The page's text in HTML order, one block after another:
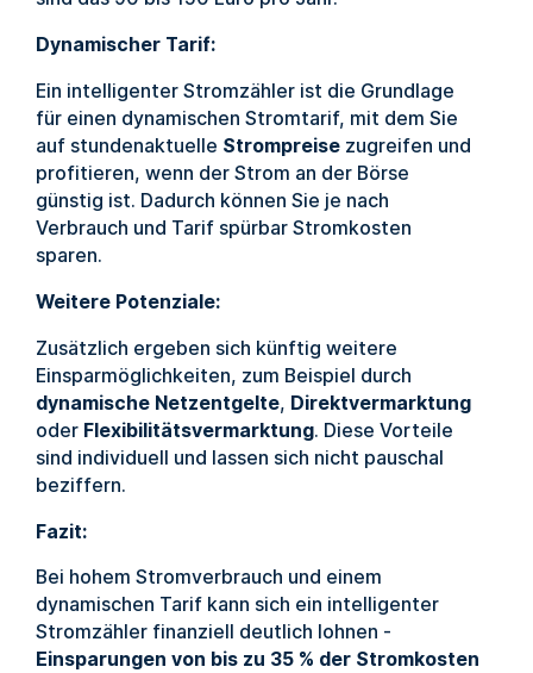
Dynamischer Tarif:
Ein intelligenter Stromzähler ist die Grundlage
für einen dynamischen Stromtarif, mit dem Sie
auf stundenaktuelle Strompreisezugreifen und
profitieren, wenn der Strom an der Börse
günstig ist. Dadurch können Sie je nach
Verbrauch und Tarif spürbar Stromkosten
sparen.
Weitere Potenziale:
Zusätzlich ergeben sich künftig weitere
Einsparmöglichkeiten, zum Beispiel durch
dynamische Netzentgelte, Direktvermarktung
oder Flexibilitätsvermarktung. Diese Vorteile
sind individuell und lassen sich nicht pauschal
beziffern.
Fazit:
Bei hohem Stromverbrauch und einem
dynamischen Tarif kann sich ein intelligenter
Stromzähler finanziell deutlich lohnen -
Einsparungen von bis zu 35 % der Stromkosten